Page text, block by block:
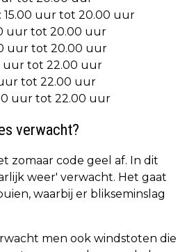
: 15.00 uur tot 20.00 uur
uur tot 20.00 uur
uur tot 20.00 uur
uur tot 22.00 uur
uur tot 22.00 uur
uur tot 22.00 uur
verwacht?
zomaar code geel af. In dit
weer' verwacht. Het gaat
waarbij er blikseminslag
men ook windstoten die